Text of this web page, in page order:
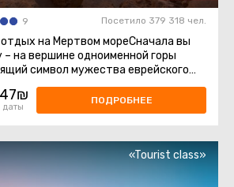
9 Посетило 379 318 чел.
на Мертвом мореСначала вы
на вершине одноименной горы
символ мужества еврейского
народа! Это развалины ...
даты
ПОДРОБНЕЕ
«Tourist class»